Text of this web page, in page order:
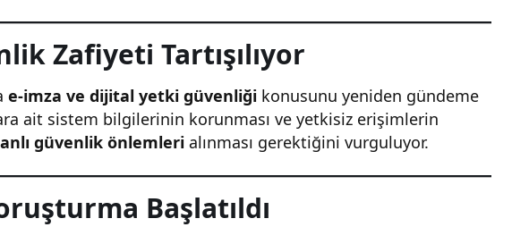
Zafiyeti Tartışılıyor
e-imza ve dijital yetki güvenliği konusunu yeniden gündeme
ait sistem bilgilerinin korunması ve yetkisiz erişimlerin
güvenlik önlemleri alınması gerektiğini vurguluyor.
Başlatıldı